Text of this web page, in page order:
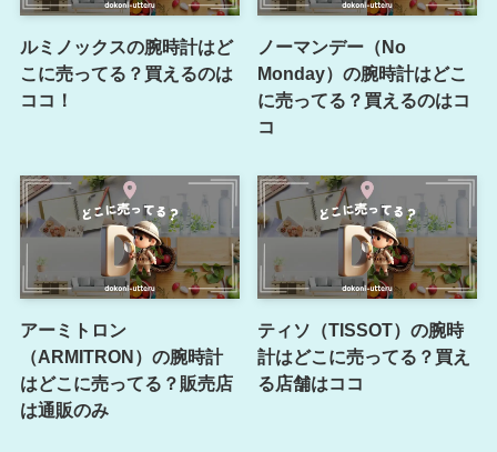
ルミノックスの腕時計はど
こに売ってる？買えるのは
ココ！
ノーマンデー（No
Monday）の腕時計はどこ
に売ってる？買えるのはコ
コ
アーミトロン
（ARMITRON）の腕時計
はどこに売ってる？販売店
は通販のみ
ティソ（TISSOT）の腕時
計はどこに売ってる？買え
る店舗はココ